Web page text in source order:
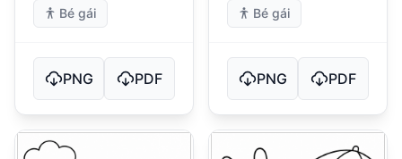
Bé gái
PNG PDF
Bé gái
PNG PDF